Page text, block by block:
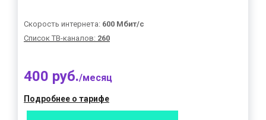
Скорость интернета: 600 Мбит/с
Список ТВ-каналов: 260
400 руб./месяц
Подробнее о тарифе